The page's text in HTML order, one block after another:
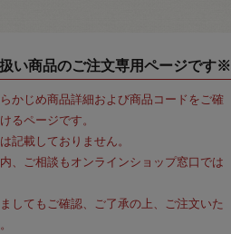
い商品のご注文専用ページです※
かじめ商品詳細および商品コードをご確
るページです。
記載しておりません。
、ご相談もオンラインショップ窓口では
してもご確認、ご了承の上、ご注文いた